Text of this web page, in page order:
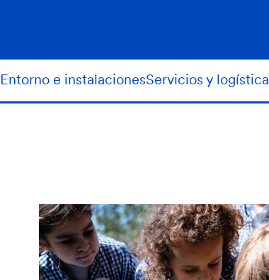
Entorno e instalacionesServicios y logística